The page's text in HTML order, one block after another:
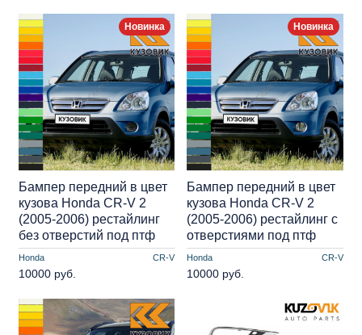
Новинка
Honda CR-V
Бампер передний в цвет
кузова Honda CR-V 2
(2005-2006) рестайлинг
без отверстий под птф
10000 руб.
Новинка
Honda CR-V
Бампер передний в цвет
кузова Honda CR-V 2
(2005-2006) рестайлинг с
отверстиями под птф
10000 руб.